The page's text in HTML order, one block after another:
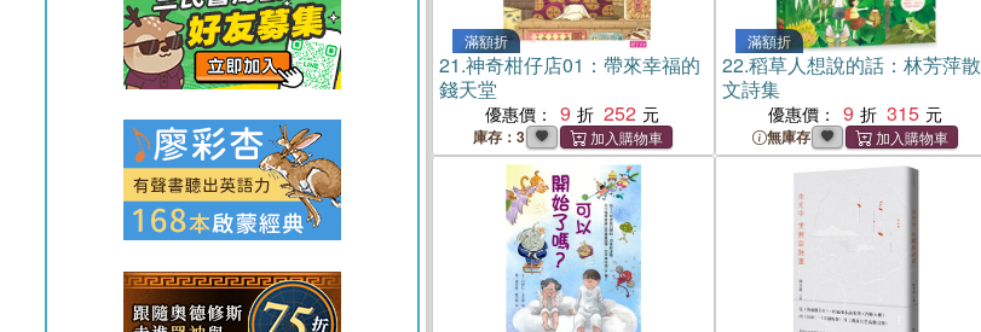
滿額折
21.神奇柑仔店01：帶來幸福的
錢天堂
優惠價： 9 252
庫存：3
滿額折
22.稻草人想說的話：林芳萍散
文詩集
優惠價： 9 315
無庫存